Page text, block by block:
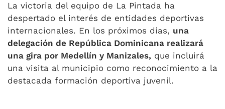
La victoria del equipo de La Pintada ha
despertado el interés de entidades deportivas
internacionales. En los próximos días, una
delegación de República Dominicana realizará
una gira por Medellín y Manizales, que incluirá
una visita al municipio como reconocimiento a la
destacada formación deportiva juvenil.